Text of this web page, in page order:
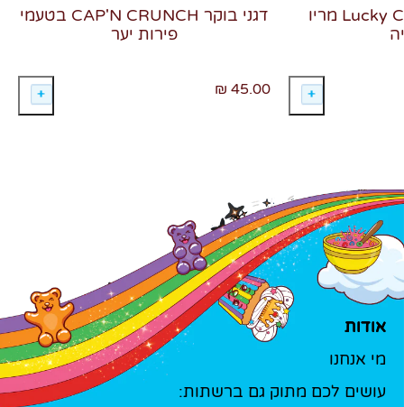
דגני בוקר CAP'N CRUNCH בטעמי
פירות יער
45.00 ₪
דגני בוקר Lucky Charms מריו
אודות
מי אנחנו
עושים לכם מתוק גם ברשתות: